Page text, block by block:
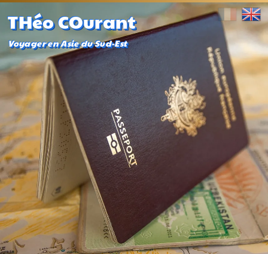
THéo COurant
Voyager en Asie du Sud-Est